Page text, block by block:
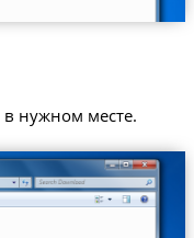
в нужном месте.